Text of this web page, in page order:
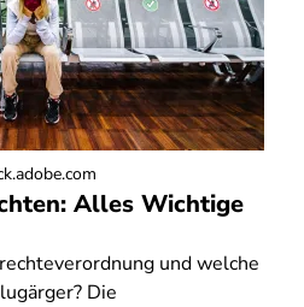
Alles Wichtige
und welche
Die